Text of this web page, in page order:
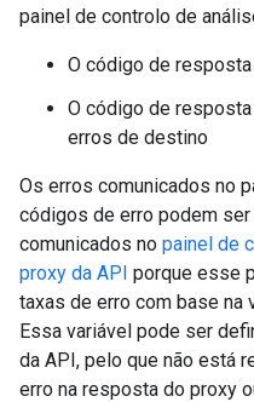
painel de controlo de
O código de
O código de
erros de destino
Os erros comunicados no
códigos de erro podem
comunicados no painel de
proxy da API porque esse
taxas de erro com base na
Essa variável pode ser
da API, pelo que não está
erro na resposta do proxy